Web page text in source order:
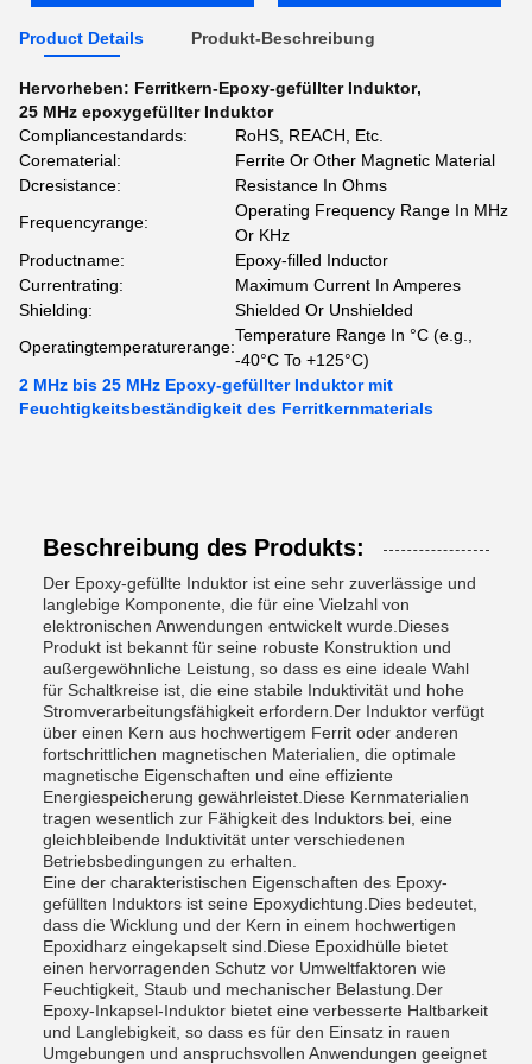
Product Details Produkt-Beschreibung
Hervorheben: Ferritkern-Epoxy-gefüllter Induktor,
25 MHz epoxygefüllter Induktor
Compliancestandards:
RoHS, REACH, Etc.
Corematerial:
Ferrite Or Other Magnetic Material
Dcresistance:
Resistance In Ohms
Frequencyrange:
Operating Frequency Range In MHz
Or KHz
Productname:
Epoxy-filled Inductor
Currentrating:
Maximum Current In Amperes
Shielding:
Shielded Or Unshielded
Operatingtemperaturerange:
Temperature Range In °C (e.g.,
-40°C To +125°C)
2 MHz bis 25 MHz Epoxy-gefüllter Induktor mit
Feuchtigkeitsbeständigkeit des Ferritkernmaterials
Beschreibung des Produkts:
Der Epoxy-gefüllte Induktor ist eine sehr zuverlässige und
langlebige Komponente, die für eine Vielzahl von
elektronischen Anwendungen entwickelt wurde.Dieses
Produkt ist bekannt für seine robuste Konstruktion und
außergewöhnliche Leistung, so dass es eine ideale Wahl
für Schaltkreise ist, die eine stabile Induktivität und hohe
Stromverarbeitungsfähigkeit erfordern.Der Induktor verfügt
über einen Kern aus hochwertigem Ferrit oder anderen
fortschrittlichen magnetischen Materialien, die optimale
magnetische Eigenschaften und eine effiziente
Energiespeicherung gewährleistet.Diese Kernmaterialien
tragen wesentlich zur Fähigkeit des Induktors bei, eine
gleichbleibende Induktivität unter verschiedenen
Betriebsbedingungen zu erhalten.
Eine der charakteristischen Eigenschaften des Epoxy-
gefüllten Induktors ist seine Epoxydichtung.Dies bedeutet,
dass die Wicklung und der Kern in einem hochwertigen
Epoxidharz eingekapselt sind.Diese Epoxidhülle bietet
einen hervorragenden Schutz vor Umweltfaktoren wie
Feuchtigkeit, Staub und mechanischer Belastung.Der
Epoxy-Inkapsel-Induktor bietet eine verbesserte Haltbarkeit
und Langlebigkeit, so dass es für den Einsatz in rauen
Umgebungen und anspruchsvollen Anwendungen geeignet